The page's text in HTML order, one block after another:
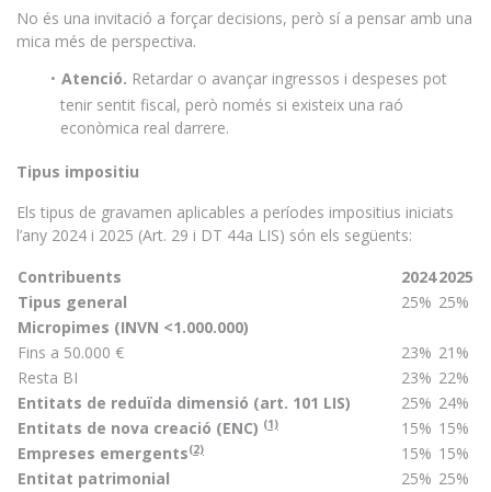
No és una invitació a forçar decisions, però sí a pensar amb una
mica més de perspectiva.
Atenció. Retardar o avançar ingressos i despeses pot
tenir sentit fiscal, però només si existeix una raó
econòmica real darrere.
Tipus impositiu
Els tipus de gravamen aplicables a períodes impositius iniciats
l’any 2024 i 2025 (Art. 29 i DT 44a LIS) són els següents:
Contribuents
20242025
Tipus general
25% 25%
Micropimes (INVN <1.000.000)
Fins a 50.000 €
23% 21%
Resta BI
23% 22%
Entitats de reduïda dimensió (art. 101 LIS)
25% 24%
Entitats de nova creació (ENC) (1) 15% 15%
Empreses emergents(2) 15% 15%
Entitat patrimonial
25% 25%